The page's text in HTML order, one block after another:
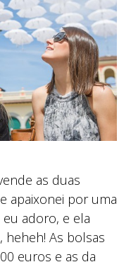
as duas
apaixonei por uma
adoro, e ela
heheh! As bolsas
euros e as da